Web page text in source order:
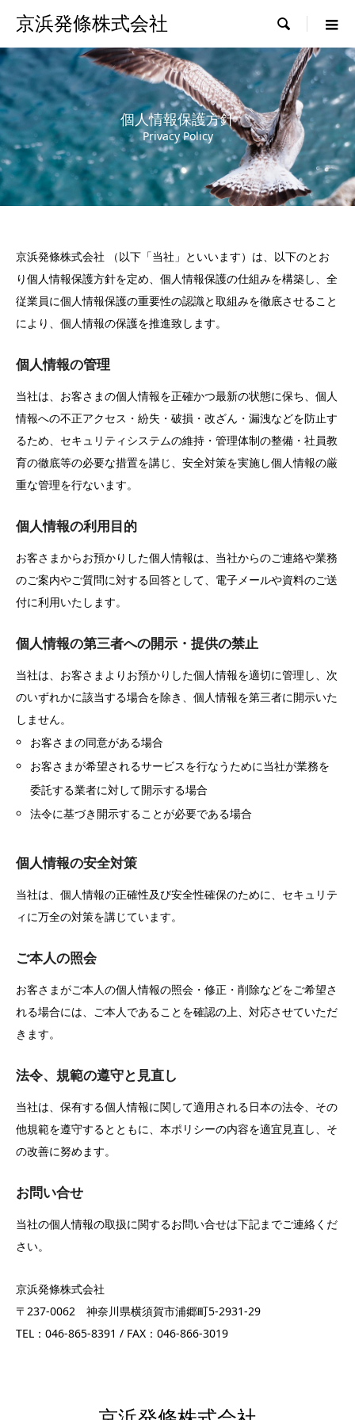
京浜発條株式会社 
個人情報保護方針
Privacy Policy
京浜発條株式会社 （以下「当社」といいます）は、以下のとお
り個人情報保護方針を定め、個人情報保護の仕組みを構築し、全
従業員に個人情報保護の重要性の認識と取組みを徹底させること
により、個人情報の保護を推進致します。
個人情報の管理
当社は、お客さまの個人情報を正確かつ最新の状態に保ち、個人
情報への不正アクセス・紛失・破損・改ざん・漏洩などを防止す
るため、セキュリティシステムの維持・管理体制の整備・社員教
育の徹底等の必要な措置を講じ、安全対策を実施し個人情報の厳
重な管理を行ないます。
個人情報の利用目的
お客さまからお預かりした個人情報は、当社からのご連絡や業務
のご案内やご質問に対する回答として、電子メールや資料のご送
付に利用いたします。
個人情報の第三者への開示・提供の禁止
当社は、お客さまよりお預かりした個人情報を適切に管理し、次
のいずれかに該当する場合を除き、個人情報を第三者に開示いた
しません。
お客さまの同意がある場合
お客さまが希望されるサービスを行なうために当社が業務を
委託する業者に対して開示する場合
法令に基づき開示することが必要である場合
個人情報の安全対策
当社は、個人情報の正確性及び安全性確保のために、セキュリテ
ィに万全の対策を講じています。
ご本人の照会
お客さまがご本人の個人情報の照会・修正・削除などをご希望さ
れる場合には、ご本人であることを確認の上、対応させていただ
きます。
法令、規範の遵守と見直し
当社は、保有する個人情報に関して適用される日本の法令、その
他規範を遵守するとともに、本ポリシーの内容を適宜見直し、そ
の改善に努めます。
お問い合せ
当社の個人情報の取扱に関するお問い合せは下記までご連絡くだ
さい。
京浜発條株式会社
〒237-0062 神奈川県横須賀市浦郷町5-2931-29
TEL：046-865-8391 / FAX：046-866-3019